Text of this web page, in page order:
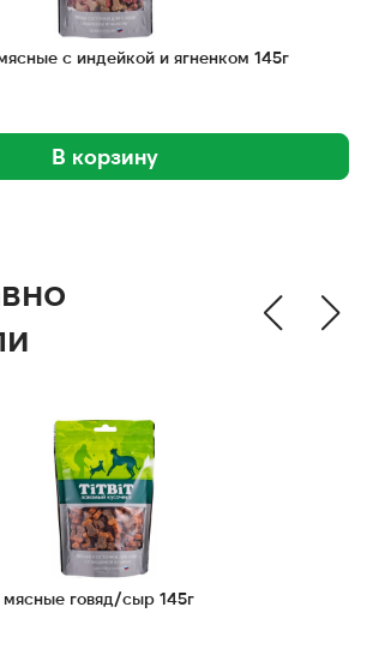
с индейкой и ягненком 145г
В корзину
говяд/сыр 145г